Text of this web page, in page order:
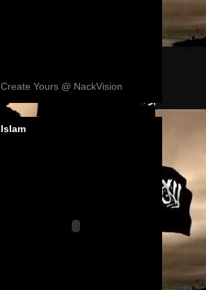
Create Yours @ NackVision
Islam